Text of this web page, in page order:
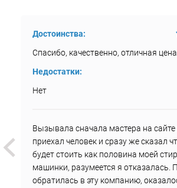
Достоинства:
Спасибо, качественно, отличная цена
Недостатки:
Нет
Вызывала сначала мастера на сайте
приехал человек и сразу же сказал
будет стоить как половина моей
машинки, разумеется я отказалась.
обратилась в эту компанию,